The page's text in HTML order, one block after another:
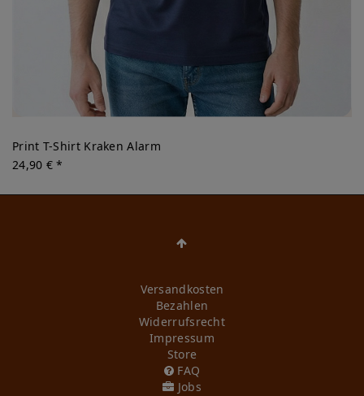
Print T-Shirt Kraken Alarm
24,90 € *
Versandkosten
Bezahlen
Widerrufs­recht
Impressum
Store
FAQ
Jobs